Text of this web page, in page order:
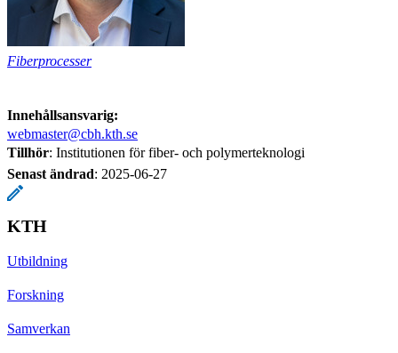
Fiberprocesser
Innehållsansvarig:
webmaster@cbh.kth.se
Tillhör: Institutionen för fiber- och polymerteknologi
Senast ändrad: 2025-06-27
KTH
Utbildning
Forskning
Samverkan